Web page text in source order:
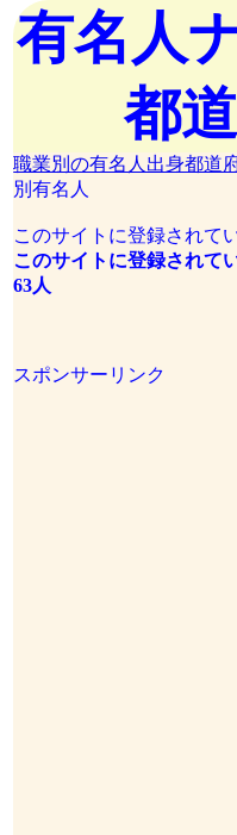
有名人
都
職業別の有名人出身都道
別有名人
このサイトに登録されて
このサイトに登録されて
63人
スポンサーリンク